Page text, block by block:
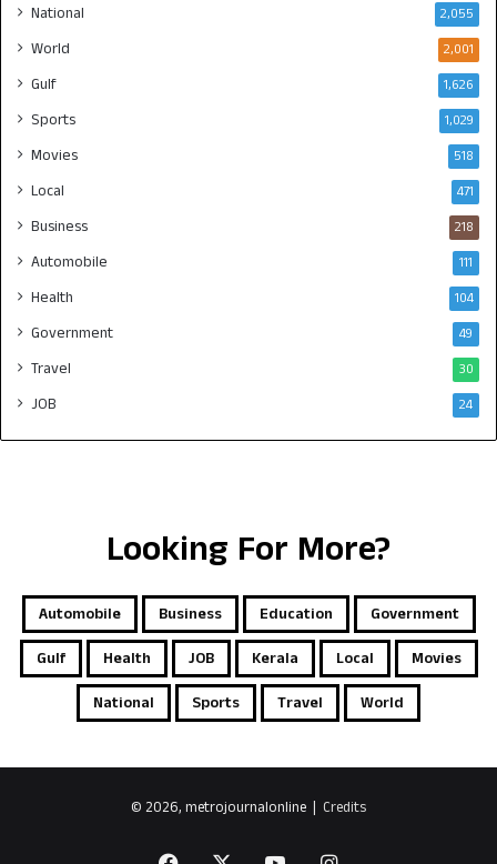
National 2,055
World 2,001
Gulf 1,626
Sports 1,029
Movies 518
Local 471
Business 218
Automobile 111
Health 104
Government 49
Travel 30
JOB 24
Looking For More?
Automobile Business Education
Government
Gulf
Health JOB Kerala Local
Movies
National
Sports Travel World
© 2026, metrojournalonline | Credits